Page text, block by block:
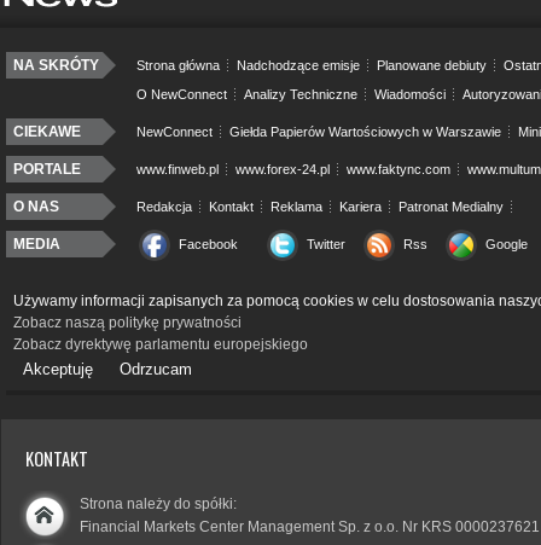
NA SKRÓTY Strona główna Nadchodzące emisje Planowane debiuty
O NewConnect
Analizy Techniczne Wiadomości
CIEKAWE NewConnect Giełda Papierów Wartościowych w Warszawie
PORTALE www.finweb.pl www.forex-24.pl www.faktync.com
O NAS Redakcja Kontakt Reklama Kariera Patronat Medialny
MEDIA Facebook Twitter Rss Google
Używamy informacji zapisanych za pomocą cookies w celu dostosowania
Zobacz naszą politykę prywatności
Zobacz dyrektywę parlamentu europejskiego
Akceptuję Odrzucam
KONTAKT
Strona należy do spółki:
Financial Markets Center Management Sp. z o.o. Nr KRS 0000237621